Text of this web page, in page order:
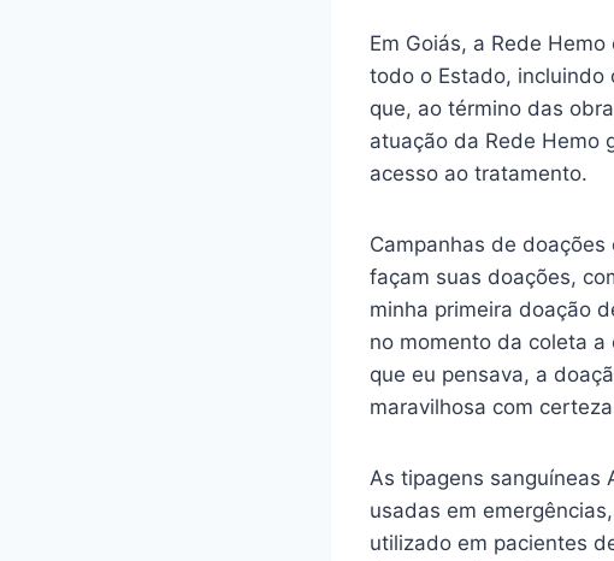
Em Goiás, a Rede
todo o Estado, incluindo
que, ao término das
atuação da Rede Hemo
acesso ao tratamento.
Campanhas de
façam suas doações,
minha primeira doação
no momento da coleta
que eu pensava, a
maravilhosa com
As tipagens sanguíneas
usadas em
utilizado em pacientes